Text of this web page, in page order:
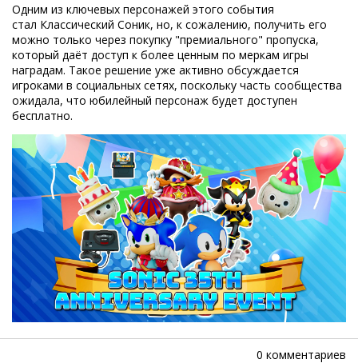
Одним из ключевых персонажей этого события
стал Классический Соник, но, к сожалению, получить его
можно только через покупку "премиального" пропуска,
который даёт доступ к более ценным по меркам игры
наградам. Такое решение уже активно обсуждается
игроками в социальных сетях, поскольку часть сообщества
ожидала, что юбилейный персонаж будет доступен
бесплатно.
0 комментариев